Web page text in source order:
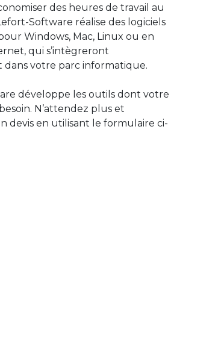
des heures de travail au
Software réalise des logiciels
Windows, Mac, Linux ou en
qui s’intègreront
dans votre parc informatique.
développe les outils dont votre
N’attendez plus et
devis en utilisant le formulaire ci-